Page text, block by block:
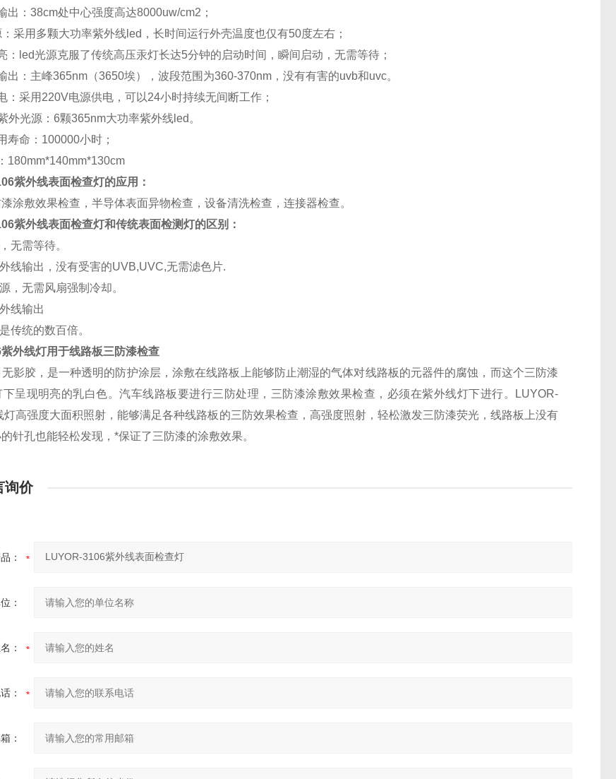
出：38cm处中心强度高达8000uw/cm2；
采用多颗大功率紫外线led，长时间运行外壳温度也仅有50度左右；
：led光源克服了传统高压汞灯长达5分钟的启动时间，瞬间启动，无需等待；
出：主峰365nm（3650埃），波段范围为360-370nm，没有有害的uvb和uvc。
：采用220V电源供电，可以24小时持续无间断工作；
外光源：6颗365nm大功率紫外线led。
寿命：100000小时；
180mm*140mm*130cm
紫外线表面检查灯的应用：
涂敷效果检查，半导体表面异物检查，设备清洗检查，连接器检查。
紫外线表面检查灯和传统表面检测灯的区别：
无需等待。
线输出，没有受害的UVB,UVC,无需滤色片.
，无需风扇强制冷却。
线输出
传统的数百倍。
外线灯用于线路板三防漆检查
影胶，是一种透明的防护涂层，涂敷在线路板上能够防止潮湿的气体对线路板的元器件的腐蚀，而这个三防漆
呈现明亮的乳白色。汽车线路板要进行三防处理，三防漆涂敷效果检查，必须在紫外线灯下进行。LUYOR-
灯高强度大面积照射，能够满足各种线路板的三防效果检查，高强度照射，轻松激发三防漆荧光，线路板上没有
针孔也能轻松发现，*保证了三防漆的涂敷效果。
询价
：
：
：
：
：